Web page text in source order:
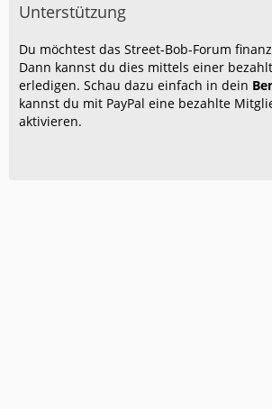
Unterstützung
Du möchtest das Street-Bob-Forum
Dann kannst du dies mittels einer
erledigen. Schau dazu einfach in dein
kannst du mit PayPal eine bezahlte
aktivieren.